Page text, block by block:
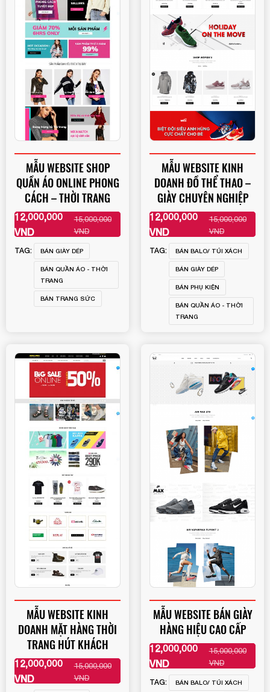
MẪU WEBSITE SHOP
QUẦN ÁO ONLINE PHONG
CÁCH – THỜI TRANG
12,000,000
VND
15,000,000
VND
XEM THÊM
TAG: BÁN GIÀY DÉP
BÁN QUẦN ÁO - THỜI
TRANG
BÁN TRANG SỨC
MẪU WEBSITE KINH
DOANH ĐỒ THỂ THAO –
GIÀY CHUYÊN NGHIỆP
12,000,000
VND
15,000,000
VND
XEM THÊM
TAG: BÁN BALO/ TÚI XÁCH
BÁN GIÀY DÉP
BÁN PHỤ KIỆN
BÁN QUẦN ÁO - THỜI
TRANG
MẪU WEBSITE KINH
DOANH MẶT HÀNG THỜI
TRANG HÚT KHÁCH
12,000,000
VND
15,000,000
VND
XEM THÊM
MẪU WEBSITE BÁN GIÀY
HÀNG HIỆU CAO CẤP
12,000,000
VND
15,000,000
VND
XEM THÊM
TAG: BÁN BALO/ TÚI XÁCH